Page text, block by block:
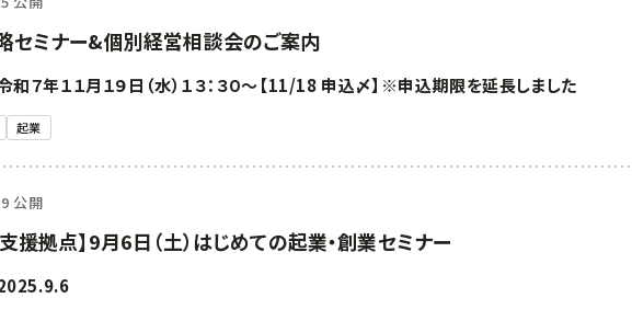
セミナー&個別経営相談会のご案内
和７年１１月１９日（水）１３：３０～【11/18 申込〆】※申込期限を延長しました
起業
公開
支援拠点】9月6日（土）はじめての起業・創業セミナー